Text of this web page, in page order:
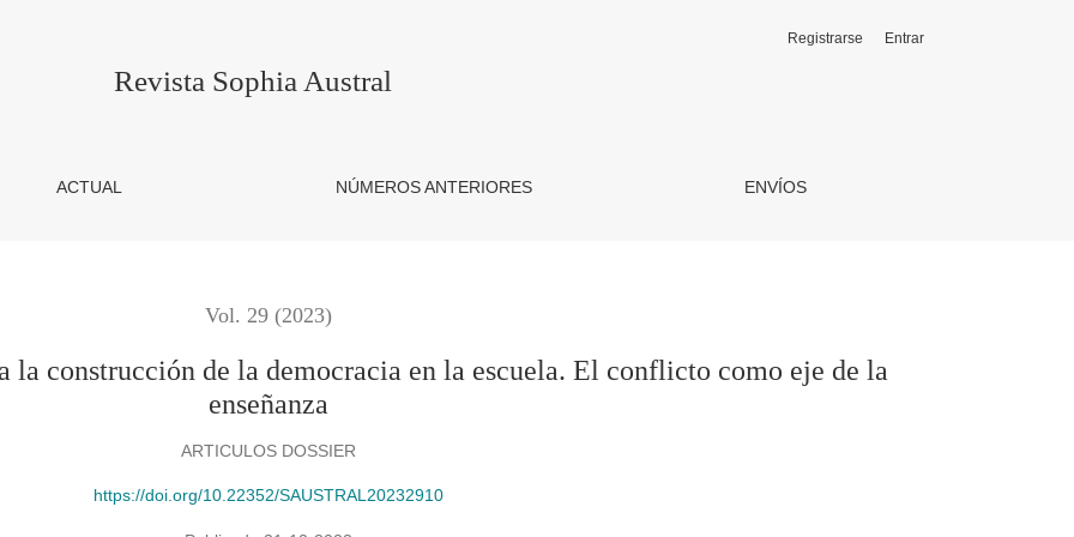
la democracia en la escuela. El conflicto como eje de la enseñanza
Revista Sophia Austral
ACTUAL NÚMEROS ANTERIORES ENVÍOS
Registrarse Entrar
Vol. 29 (2023)
construcción de la democracia en la escuela. El conflicto como eje de la
enseñanza
ARTICULOS DOSSIER
https://doi.org/10.22352/SAUSTRAL20232910